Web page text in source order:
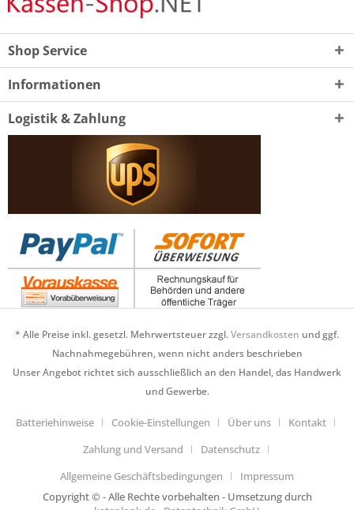
Shop Service
Informationen
Logistik & Zahlung
* Alle Preise inkl. gesetzl. Mehrwertsteuer zzgl.Versandkosten und ggf.
Nachnahmegebühren, wenn nicht anders beschrieben
Unser Angebot richtet sich ausschließlich an den Handel, das Handwerk
und Gewerbe.
Batteriehinweise Cookie-Einstellungen Über uns
Kontakt
Zahlung und Versand
Datenschutz
Allgemeine Geschäftsbedingungen
Impressum
Copyright © - Alle Rechte vorbehalten - Umsetzung durch